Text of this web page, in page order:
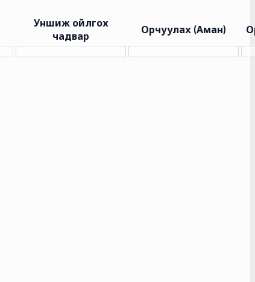
Уншиж ойлгох
чадвар
Орчуулах (Аман)